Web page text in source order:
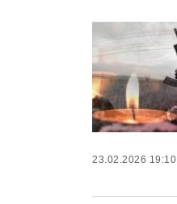
23.02.2026 19:10